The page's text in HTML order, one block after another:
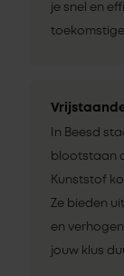
je snel en
In Beesd
blootstaan
Kunststof
Ze bieden
en
jouw klus